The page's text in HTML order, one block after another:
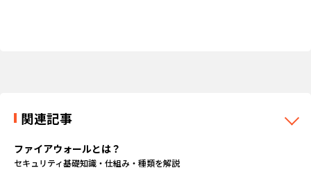
関連記事
ファイアウォールとは？
セキュリティ基礎知識・仕組み・種類を解説